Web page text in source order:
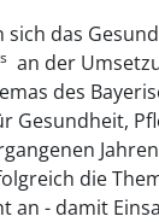
sich das
an der
des
Gesundheit,
die
an - damit